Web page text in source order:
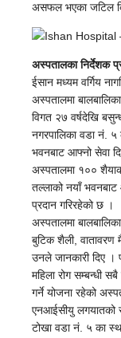
असफल भएका जटिल
अस्पतालका निर्देशक
ईसान मध्यम वर्गिय
अस्पतालमा
विगत २७ वर्षदेखि
नगरपालिका वडा नं. ५
भवनबाट आफ्नो सेवा
अस्पतालमा १००
तल्लाको नयाँ
प्रदान गरिरहेको छ ।
अस्पतालमा
बुटिक शैली, वातावरण
उनले जानकारी दिए ।
महिला रोग सम्बन्धी
गर्ने योजना रहेको
एनआईसीयु लगयातको
टोखा वडा नं. ५ का